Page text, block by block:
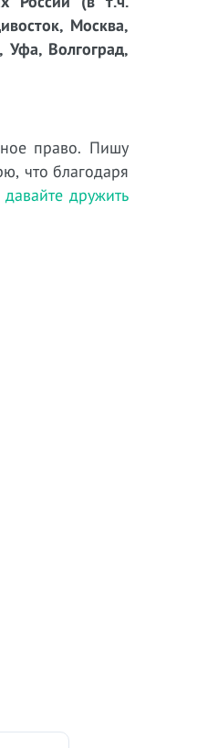
Москва,
Уфа, Волгоград,
право. Пишу
что благодаря
давайте дружить